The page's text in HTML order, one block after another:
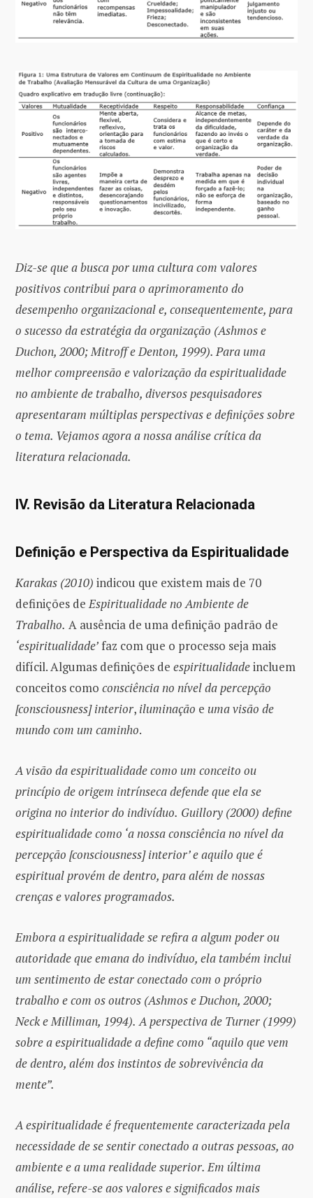
Diz-se que a busca por uma cultura com valores
positivos contribui para o aprimoramento do
desempenho organizacional e, consequentemente, para
o sucesso da estratégia da organização (Ashmos e
Duchon, 2000; Mitroff e Denton, 1999). Para uma
melhor compreensão e valorização da espiritualidade
no ambiente de trabalho, diversos pesquisadores
apresentaram múltiplas perspectivas e definições sobre
o tema. Vejamos agora a nossa análise crítica da
literatura relacionada.
IV. Revisão da Literatura Relacionada
Definição e Perspectiva da Espiritualidade
Karakas (2010) indicou que existem mais de 70
definições deEspiritualidade no Ambiente de
Trabalho. A ausência de uma definição padrão de
‘espiritualidade’faz com que o processo seja mais
difícil. Algumas definições de espiritualidadeincluem
conceitos como consciência no nível da percepção
[consciousness] interior, iluminação e uma visão de
mundo com um caminho.
A visão da espiritualidade como um conceito ou
princípio de origem intrínseca defende que ela se
origina no interior do indivíduo. Guillory (2000) define
espiritualidade como ‘a nossa consciência no nível da
percepção [consciousness] interior’ e aquilo que é
espiritual provém de dentro, para além de nossas
crenças e valores programados.
Embora a espiritualidade se refira a algum poder ou
autoridade que emana do indivíduo, ela também inclui
um sentimento de estar conectado com o próprio
trabalho e com os outros (Ashmos e Duchon, 2000;
Neck e Milliman, 1994). A perspectiva de Turner (1999)
sobre a espiritualidade a define como “aquilo que vem
de dentro, além dos instintos de sobrevivência da
mente”.
A espiritualidade é frequentemente caracterizada pela
necessidade de se sentir conectado a outras pessoas, ao
ambiente e a uma realidade superior. Em última
análise, refere-se aos valores e significados mais